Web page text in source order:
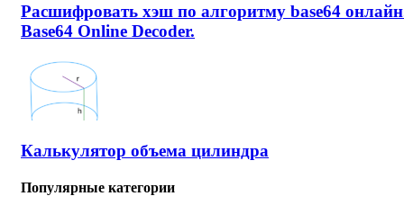
Расшифровать хэш по алгоритму base64
Base64 Online Decoder.
Калькулятор объема цилиндра
Популярные категории